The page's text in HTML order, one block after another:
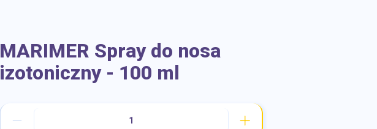
MARIMER Spray do nosa
izotoniczny - 100 ml